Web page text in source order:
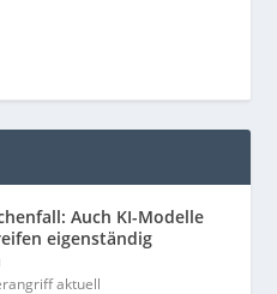
Auch KI-Modelle
eigenständig
aktuell